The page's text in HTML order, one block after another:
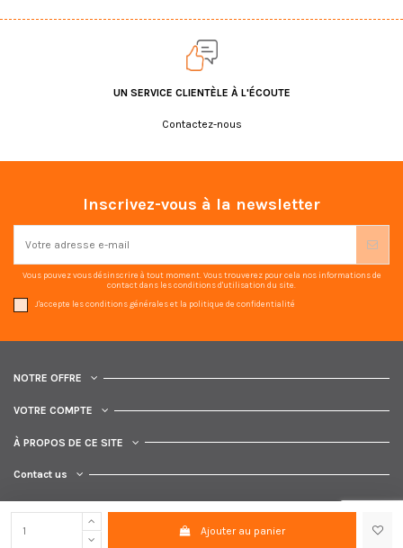
Ajouter au panier
UN SERVICE CLIENTÈLE À L'ÉCOUTE
Contactez-nous
Inscrivez-vous à la newsletter
Vous pouvez vous désinscrire à tout moment. Vous trouverez pour cela nos informations de
contact dans les conditions d'utilisation du site.
J'accepte les conditions générales et la politique de confidentialité
NOTRE OFFRE
VOTRE COMPTE
À PROPOS DE CE SITE
Contact us